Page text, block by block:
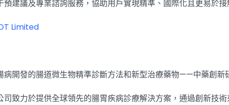
建議及專業諮詢服務，協助用戶實現精準、國際化且更易於接
Limited
病開發的腸道微生物精準診斷方法和新型治療藥物——中藥創新
司致力於提供全球領先的腸胃疾病診療解決方案，通過創新技